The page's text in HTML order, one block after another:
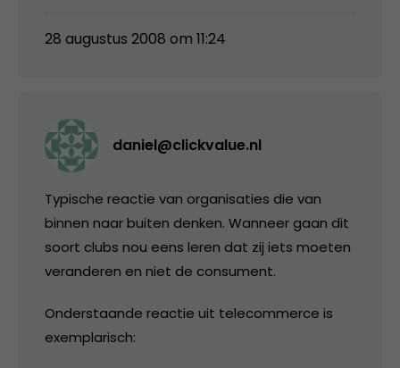
28 augustus 2008 om 11:24
daniel@clickvalue.nl
Typische reactie van organisaties die van
binnen naar buiten denken. Wanneer gaan dit
soort clubs nou eens leren dat zij iets moeten
veranderen en niet de consument.
Onderstaande reactie uit telecommerce is
exemplarisch: